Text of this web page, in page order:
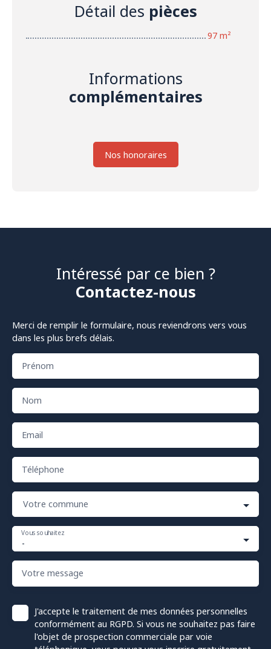
Détail des pièces
97 m²
Informations
complémentaires
Nos honoraires
Intéressé par ce bien ?
Contactez-nous
Merci de remplir le formulaire, nous reviendrons vers vous
dans les plus brefs délais.
Prénom
Nom
Email
Téléphone
Votre commune
-
Vous souhaitez
Votre message
J'accepte le traitement de mes données personnelles
conformément au RGPD. Si vous ne souhaitez pas faire
l'objet de prospection commerciale par voie